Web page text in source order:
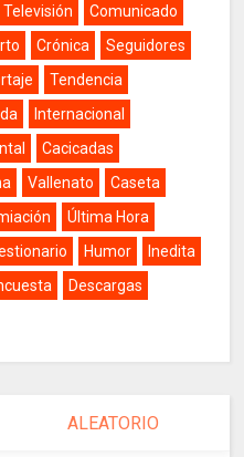
Televisión
Comunicado
Crónica
Seguidores
Tendencia
Internacional
Cacicadas
Vallenato
Caseta
Última Hora
Humor
Inedita
Descargas
ALEATORIO